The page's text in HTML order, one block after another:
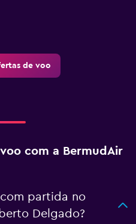
de voo
com a BermudAir
partida no
Delgado?